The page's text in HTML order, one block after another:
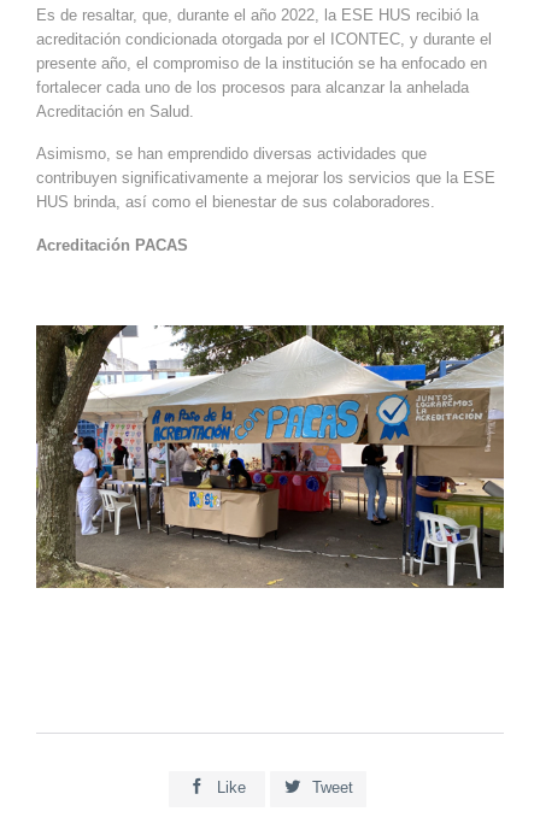
Es de resaltar, que, durante el año 2022, la ESE HUS recibió la
acreditación condicionada otorgada por el ICONTEC, y durante el
presente año, el compromiso de la institución se ha enfocado en
fortalecer cada uno de los procesos para alcanzar la anhelada
Acreditación en Salud.
Asimismo, se han emprendido diversas actividades que
contribuyen significativamente a mejorar los servicios que la ESE
HUS brinda, así como el bienestar de sus colaboradores.
Acreditación PACAS
 Like  Tweet